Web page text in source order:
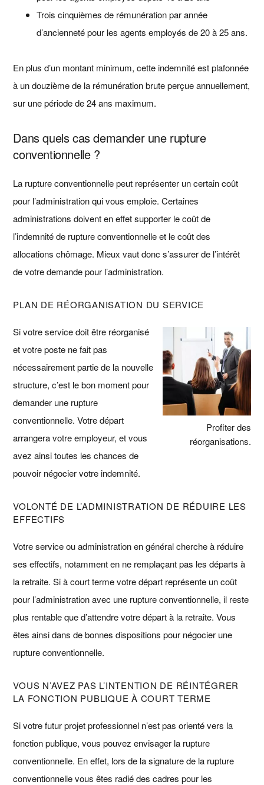
Trois cinquièmes de rémunération par année
d’ancienneté pour les agents employés de 20 à 25 ans.
En plus d’un montant minimum, cette indemnité est plafonnée
à un douzième de la rémunération brute perçue annuellement,
sur une période de 24 ans maximum.
Dans quels cas demander une rupture
conventionnelle ?
La rupture conventionnelle peut représenter un certain coût
pour l’administration qui vous emploie. Certaines
administrations doivent en effet supporter le coût de
l’indemnité de rupture conventionnelle et le coût des
allocations chômage. Mieux vaut donc s’assurer de l’intérêt
de votre demande pour l’administration.
PLAN DE RÉORGANISATION DU SERVICE
Profiter des
réorganisations.
Si votre service doit être réorganisé
et votre poste ne fait pas
nécessairement partie de la nouvelle
structure, c’est le bon moment pour
demander une rupture
conventionnelle. Votre départ
arrangera votre employeur, et vous
avez ainsi toutes les chances de
pouvoir négocier votre indemnité.
VOLONTÉ DE L’ADMINISTRATION DE RÉDUIRE LES
EFFECTIFS
Votre service ou administration en général cherche à réduire
ses effectifs, notamment en ne remplaçant pas les départs à
la retraite. Si à court terme votre départ représente un coût
pour l’administration avec une rupture conventionnelle, il reste
plus rentable que d’attendre votre départ à la retraite. Vous
êtes ainsi dans de bonnes dispositions pour négocier une
rupture conventionnelle.
VOUS N’AVEZ PAS L’INTENTION DE RÉINTÉGRER
LA FONCTION PUBLIQUE À COURT TERME
Si votre futur projet professionnel n’est pas orienté vers la
fonction publique, vous pouvez envisager la rupture
conventionnelle. En effet, lors de la signature de la rupture
conventionnelle vous êtes radié des cadres pour les